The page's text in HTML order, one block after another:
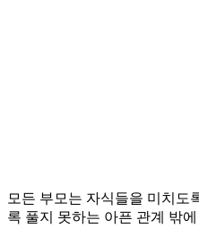
모든 부모는 자식들을 미치도
록 풀지 못하는 아픈 관계 밖